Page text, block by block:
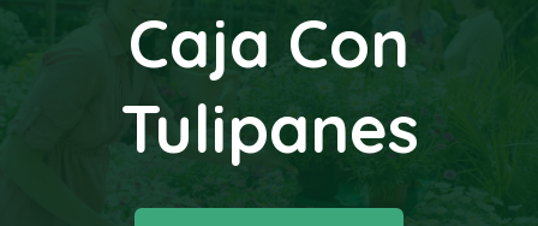
Caja Con
Tulipanes